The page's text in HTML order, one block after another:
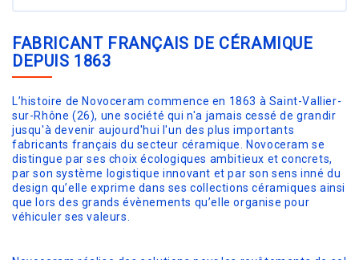
FABRICANT FRANÇAIS DE CÉRAMIQUE
DEPUIS 1863
L’histoire de Novoceram commence en 1863 à Saint-Vallier-
sur-Rhône (26), une société qui n'a jamais cessé de grandir
jusqu'à devenir aujourd'hui l'un des plus importants
fabricants français du secteur céramique. Novoceram se
distingue par ses choix écologiques ambitieux et concrets,
par son système logistique innovant et par son sens inné du
design qu’elle exprime dans ses collections céramiques ainsi
que lors des grands évènements qu’elle organise pour
véhiculer ses valeurs.